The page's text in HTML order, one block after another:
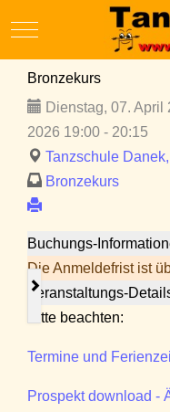
Mobile Menu Toggle
Bronzekurs
Dienstag, 07.
2026 19:00 - 20:15
Tanzschule
Bronzekurs
Buchungs-
Die Anmeldefrist ist
Veranstaltungs-
Bitte beachten:
Termine und
Prospekt download -